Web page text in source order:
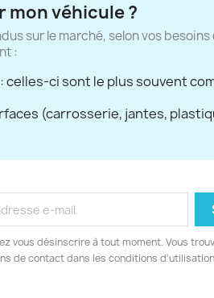
mon véhicule ?
sur le marché, selon vos
:
ci sont le plus souvent
(carrosserie, jantes,
vous désinscrire à tout moment. Vous
de contact dans les conditions